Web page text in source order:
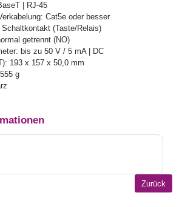
| RJ-45
Cat5e oder besser
Schaltkontakt (Taste/Relais)
getrennt (NO)
bis zu 50 V / 5 mA | DC
193 x 157 x 50,0 mm
g